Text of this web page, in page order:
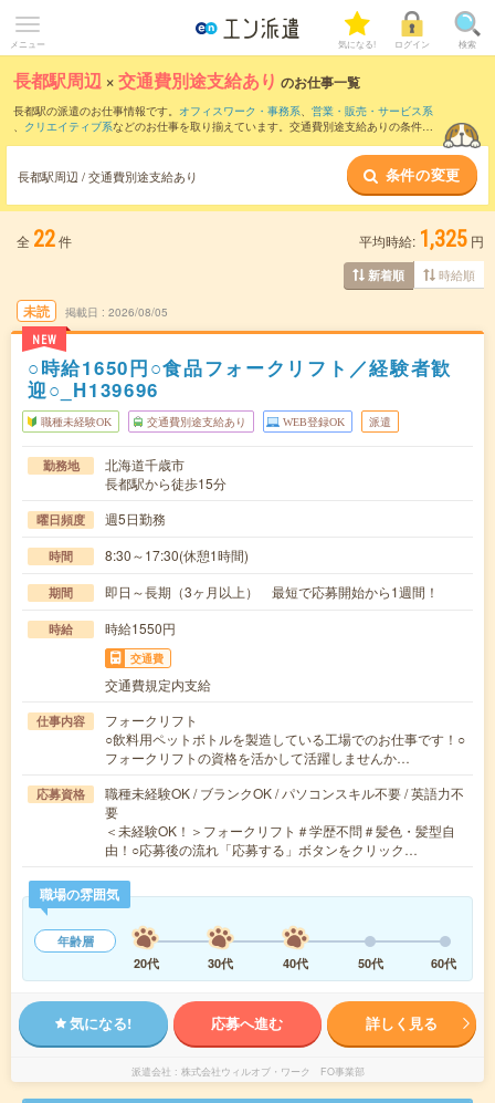
メニュー 気になる! ログイン 検索
長都駅周辺 ×交通費別途支給あり のお仕事一覧
長都駅の派遣のお仕事情報です。 オフィスワーク・事務系、 営業・販売・サービス系
、 クリエイティブ系などのお仕事を取り揃えています。交通費別途支給ありの条件の
長都駅周辺 / 交通費別途支給あり 条件の変更
全 22件 平均時給: 1,325 円
新着順 時給順
未読
NEW
掲載日 2026/08/05
○時給1650円○食品フォークリフト／経験者歓
迎○_H139696
職種未経験OK 交通費別途支給あり WEB登録OK 派遣
勤務地
北海道千歳市
長都駅から徒歩15分
曜日頻度 週5日勤務
時間 8:30～17:30(休憩1時間)
期間 即日～長期（3ヶ月以上） 最短で応募開始から1週間！
時給 時給1550円
交通費
交通費規定内支給
仕事内容
フォークリフト
○飲料用ペットボトルを製造している工場でのお仕事です！○
フォークリフトの資格を活かして活躍しませんか…
応募資格
職種未経験OK / ブランクOK / パソコンスキル不要 / 英語力不
要
＜未経験OK！＞フォークリフト＃学歴不問＃髪色・髪型自
由！○応募後の流れ「応募する」ボタンをクリック…
職場の雰囲気
年齢層
20代
30代 40代 50代 60代
気になる! 応募へ進む 詳しく見る
派遣会社 株式会社ウィルオブ・ワーク FO事業部